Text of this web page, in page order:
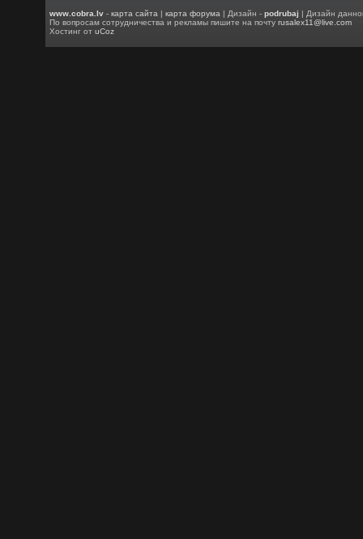
www.cobra.lv -карта сайта |карта форума | Дизайн -podrubaj | Дизайн
По вопросам сотрудничества и рекламы пишите на почтуrusalex11@live.com
Хостинг отuCoz